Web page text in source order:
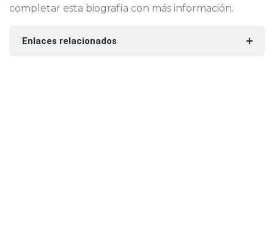
completar esta biografía con más información.
Enlaces relacionados